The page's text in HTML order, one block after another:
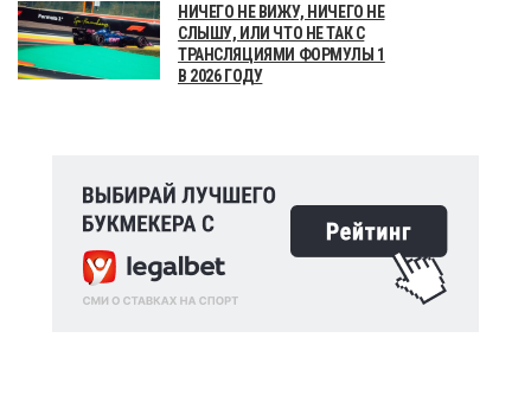
НИЧЕГО НЕ ВИЖУ, НИЧЕГО НЕ
СЛЫШУ, ИЛИ ЧТО НЕ ТАК С
ТРАНСЛЯЦИЯМИ ФОРМУЛЫ 1
В 2026 ГОДУ